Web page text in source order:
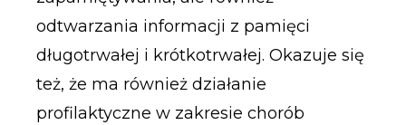
odtwarzania informacji z pamięci
długotrwałej i krótkotrwałej. Okazuje się
też, że ma również działanie
profilaktyczne w zakresie chorób